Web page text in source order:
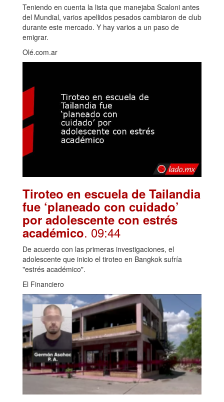
Teniendo en cuenta la lista que manejaba Scaloni antes
del Mundial, varios apellidos pesados cambiaron de club
durante este mercado. Y hay varios a un paso de
emigrar.
Olé.com.ar
Tiroteo en escuela de Tailandia
fue ‘planeado con cuidado’
por adolescente con estrés
académico. 09:44
De acuerdo con las primeras investigaciones, el
adolescente que inicio el tiroteo en Bangkok sufría
"estrés académico".
El Financiero